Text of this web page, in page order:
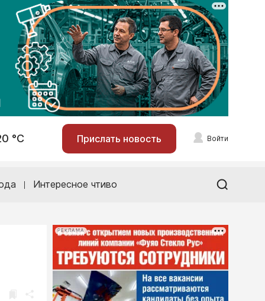
°С Прислать новость Войти
Интересное чтиво
РЕКЛАМА